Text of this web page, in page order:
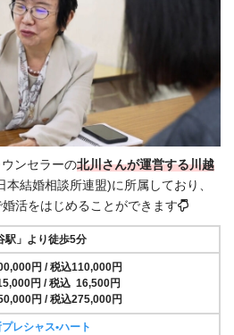
ンセラーの北川さんが運営する川越
本結婚相談所連盟)に所属しており、
婚活をはじめることができます
駅」より徒歩5分
円 / 税込110,000円
円 / 税込 16,500円
円 / 税込275,000円
レシャス•ハート